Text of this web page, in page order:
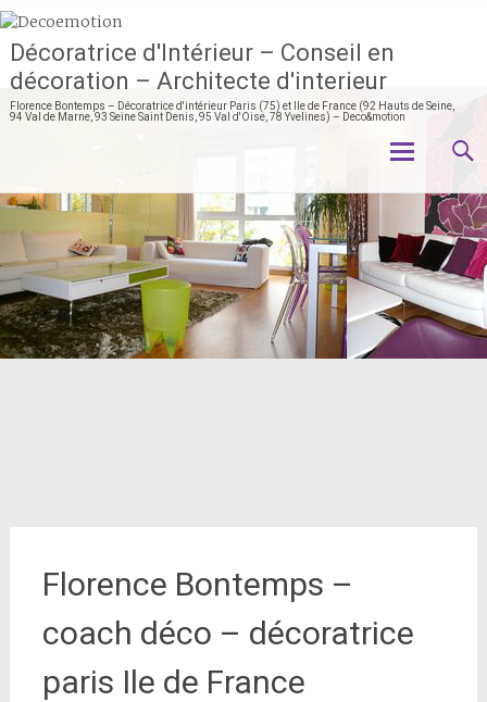
Décoratrice d'Intérieur – Conseil en
décoration – Architecte d'interieur
Florence Bontemps – Décoratrice d'intérieur Paris (75) et Ile de France (92 Hauts de Seine,
94 Val de Marne, 93 Seine Saint Denis, 95 Val d'Oise, 78 Yvelines) – Deco&motion
contenu
principal
Florence Bontemps –
coach déco – décoratrice
paris Ile de France